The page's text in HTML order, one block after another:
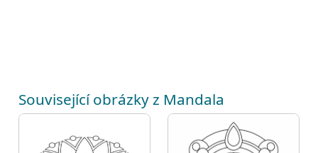
Související obrázky z Mandala